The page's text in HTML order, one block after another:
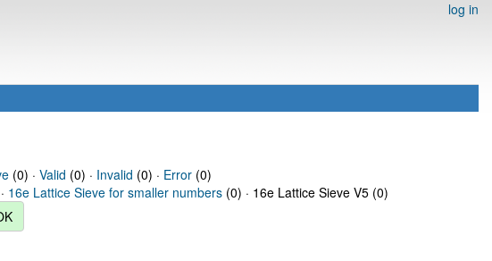
log in
(0) · Valid (0) · Invalid (0) · Error(0)
16e Lattice Sieve for smaller numbers (0) · 16e Lattice Sieve V5 (0)